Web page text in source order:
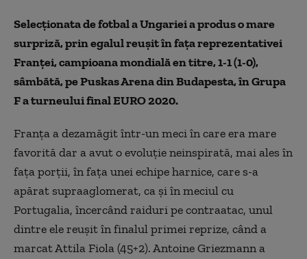
Selecţionata de fotbal a Ungariei a produs o mare
surpriză, prin egalul reuşit în faţa reprezentativei
Franţei, campioana mondială en titre, 1-1 (1-0),
sâmbătă, pe Puskas Arena din Budapesta, în Grupa
F a turneului final EURO 2020.
Franţa a dezamăgit într-un meci în care era mare
favorită dar a avut o evoluţie neinspirată, mai ales în
faţa porţii, în faţa unei echipe harnice, care s-a
apărat supraaglomerat, ca şi în meciul cu
Portugalia, încercând raiduri pe contraatac, unul
dintre ele reuşit în finalul primei reprize, când a
marcat Attila Fiola (45+2). Antoine Griezmann a